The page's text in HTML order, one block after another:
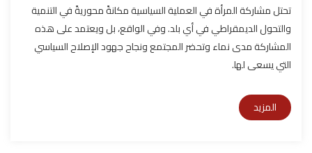
تحتل مشاركة المرأة في العملية السياسية مكانةً محوريةً في التنمية
والتحول الديمقراطي في أي بلد. وفي الواقع، بل ويعتمد على هذه
المشاركة مدى نماء وتحضر المجتمع ونجاح جهود الإصلاح السياسي
التي يسعى لها.
المزيد